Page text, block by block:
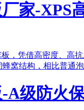
家-XPS
，凭借高密度、高
窝结构，相比普通
A级防火